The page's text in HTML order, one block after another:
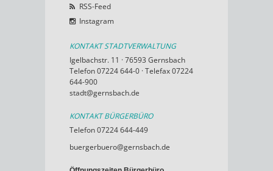
RSS-Feed
Instagram
KONTAKT STADTVERWALTUNG
Igelbachstr. 11 · 76593 Gernsbach
Telefon 07224 644-0 · Telefax 07224
644-900
stadt@gernsbach.de
KONTAKT BÜRGERBÜRO
Telefon 07224 644-449
buergerbuero@gernsbach.de